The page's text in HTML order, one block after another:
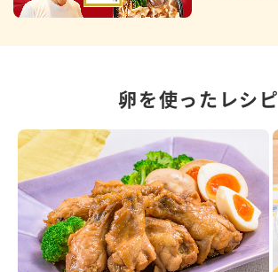
卵を使ったレシピ